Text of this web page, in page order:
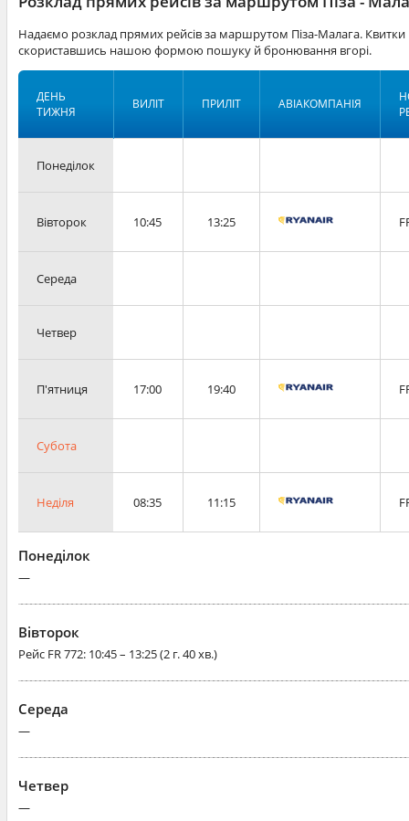
Надаємо розклад прямих рейсів за маршрутом Піза-Малага.
скориставшись нашою формою пошуку й бронювання вгорі.
ДЕНЬ
ТИЖНЯ
ВИЛІТ ПРИЛІТ АВІАКОМПАНІЯ
Понеділок
Вівторок 10:45 13:25
Середа
Четвер
П'ятниця 17:00 19:40
Субота
Неділя 08:35 11:15
Понеділок
—
Вівторок
Рейс FR 772: 10:45 – 13:25 (2 г. 40 хв.)
Середа
—
Четвер
—